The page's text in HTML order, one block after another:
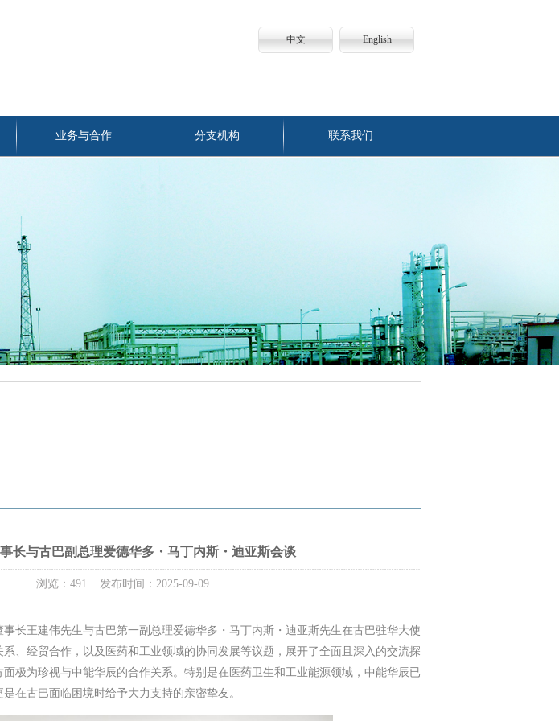
English
中文
业务与合作 分支机构 联系我们
长与古巴副总理爱德华多・马丁内斯・迪亚斯会谈
浏览：491 发布时间：2025-09-09
事长王建伟先生与古巴第一副总理爱德华多・马丁内斯・迪亚斯先生在古巴驻华大使
、经贸合作，以及医药和工业领域的协同发展等议题，展开了全面且深入的交流探
极为珍视与中能华辰的合作关系。特别是在医药卫生和工业能源领域，中能华辰已
在古巴面临困境时给予大力支持的亲密挚友。